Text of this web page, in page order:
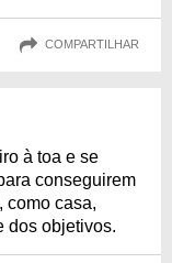
COMPARTILHAR
à toa e se
conseguirem
como casa,
dos objetivos.